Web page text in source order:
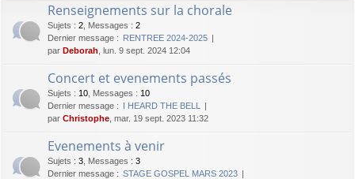
de
Renseignements sur la chorale
Sujets : 2 Messages : 2
Dernier message : RENTREE 2024-2025
par Deborah , lun. 9 sept. 2024 12:04
Concert et evenements passés
Sujets : 10 Messages : 10
Dernier message : I HEARD THE BELL
par Christophe , mar. 19 sept. 2023 11:32
Evenements à venir
Sujets : 3 Messages : 3
Dernier message : STAGE GOSPEL MARS 2023